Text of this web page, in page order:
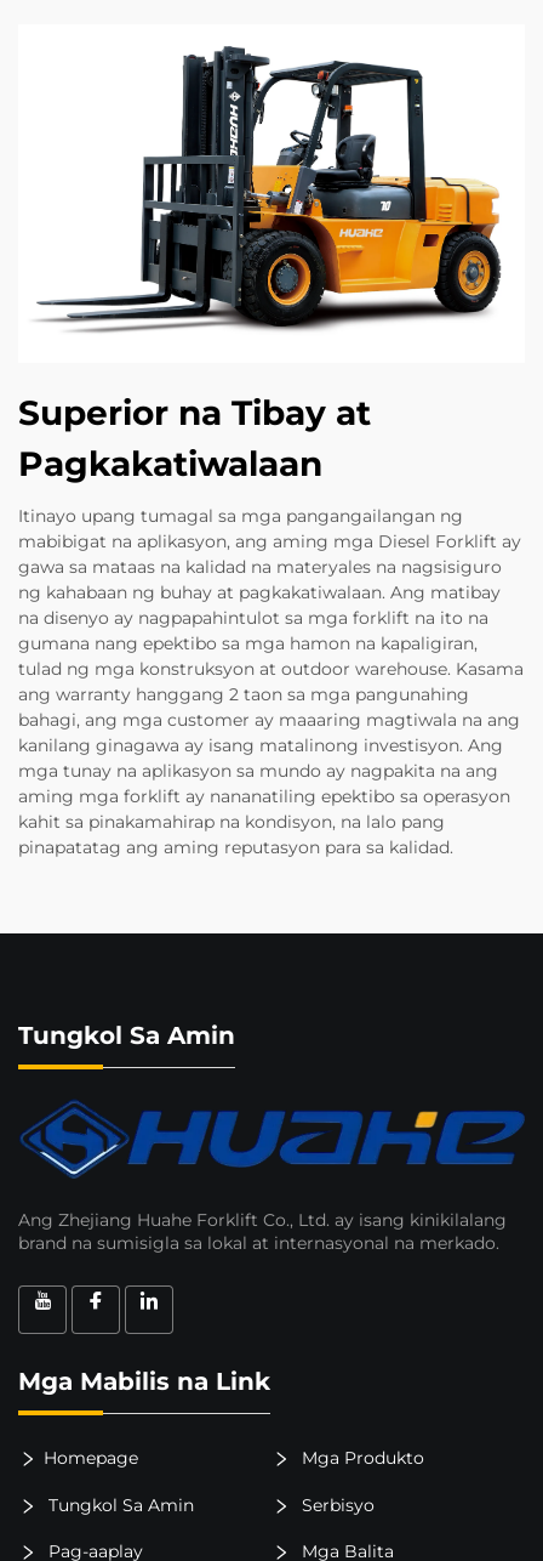
Superior na Tibay at
Pagkakatiwalaan
Itinayo upang tumagal sa mga pangangailangan ng
mabibigat na aplikasyon, ang aming mga Diesel Forklift ay
gawa sa mataas na kalidad na materyales na nagsisiguro
ng kahabaan ng buhay at pagkakatiwalaan. Ang matibay
na disenyo ay nagpapahintulot sa mga forklift na ito na
gumana nang epektibo sa mga hamon na kapaligiran,
tulad ng mga konstruksyon at outdoor warehouse. Kasama
ang warranty hanggang 2 taon sa mga pangunahing
bahagi, ang mga customer ay maaaring magtiwala na ang
kanilang ginagawa ay isang matalinong investisyon. Ang
mga tunay na aplikasyon sa mundo ay nagpakita na ang
aming mga forklift ay nananatiling epektibo sa operasyon
kahit sa pinakamahirap na kondisyon, na lalo pang
pinapatatag ang aming reputasyon para sa kalidad.
Tungkol Sa Amin
Ang Zhejiang Huahe Forklift Co., Ltd. ay isang kinikilalang
brand na sumisigla sa lokal at internasyonal na merkado.
Mga Mabilis na Link
Homepage Mga Produkto
Tungkol Sa Amin Serbisyo
Pag-aaplay Mga Balita